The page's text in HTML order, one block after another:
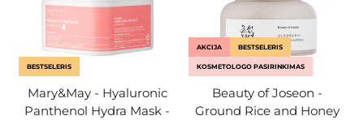
BESTSELERIS
Mary&May - Hyaluronic
Panthenol Hydra Mask -
AKCIJA BESTSELERIS
KOSMETOLOGO PASIRINKIMAS
Beauty of Joseon -
Ground Rice and Honey